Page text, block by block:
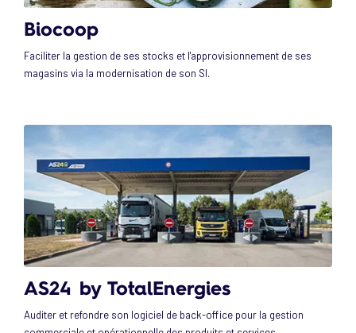
Biocoop
Faciliter la gestion de ses stocks et l'approvisionnement de ses
magasins via la modernisation de son SI.
AS24 by TotalEnergies
Auditer et refondre son logiciel de back-office pour la gestion